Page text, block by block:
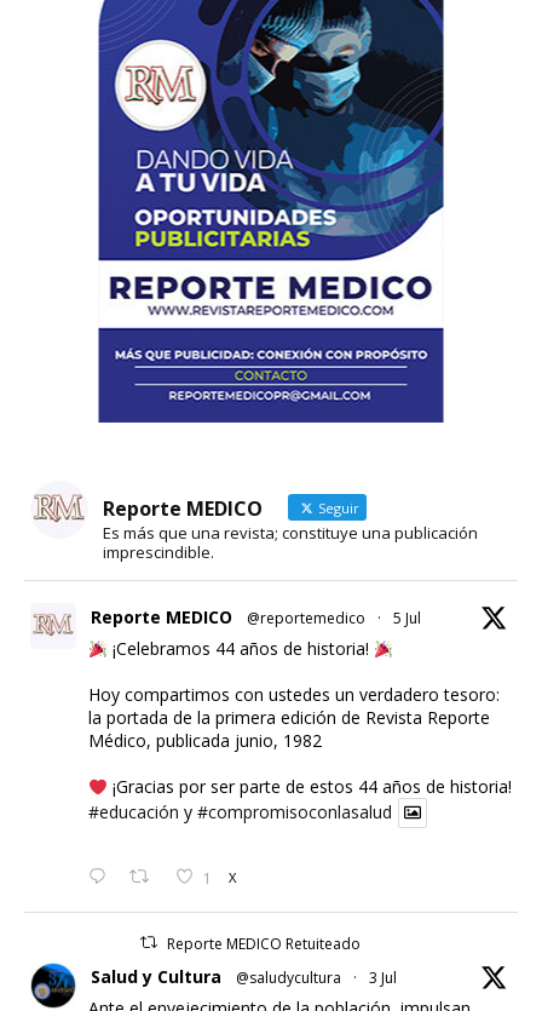
Reporte MEDICO Seguir
Es más que una revista; constituye una publicación
imprescindible.
Reporte MEDICO @reportemedico · 5 Jul
¡Celebramos 44 años de historia!
Hoy compartimos con ustedes un verdadero tesoro:
la portada de la primera edición de Revista Reporte
Médico, publicada junio, 1982
¡Gracias por ser parte de estos 44 años de historia!
#educación y #compromisoconlasalud
1 X
Reporte MEDICO Retuiteado
Salud y Cultura @saludycultura · 3 Jul